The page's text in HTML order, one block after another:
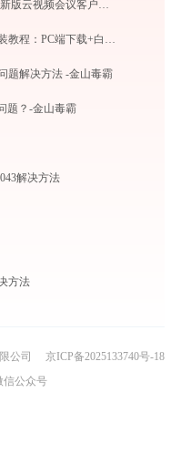
小鱼易连下载安装教程——2026最新版云视频会议客户端使用指南
植物大战僵尸杂交版 v3.14 权威安装教程：PC端下载+白屏闪退完美解决
题解决方法 -金山毒霸
题？-金山毒霸
解决方法
方法
公司
京ICP备2025133740号-18
信公众号